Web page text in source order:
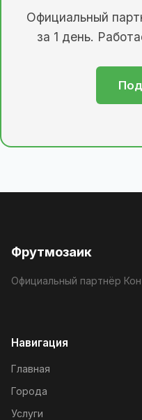
Официальный
за 1 день.
Фрутмозаик
Официальный партнёр
Навигация
Главная
Города
Услуги